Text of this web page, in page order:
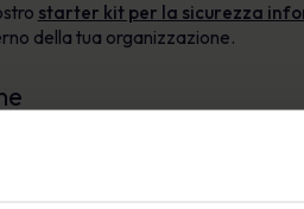
starter kit per la sicurezza
della tua organizzazione.
un problema di persone e gli
Infatti,
Il 90% degli hack e